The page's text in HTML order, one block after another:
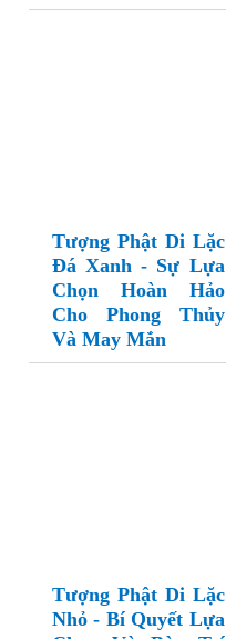
Tượng Phật Di Lặc
Đá Xanh - Sự Lựa
Chọn Hoàn Hảo
Cho Phong Thủy
Và May Mắn
Tượng Phật Di Lặc
Nhỏ - Bí Quyết Lựa